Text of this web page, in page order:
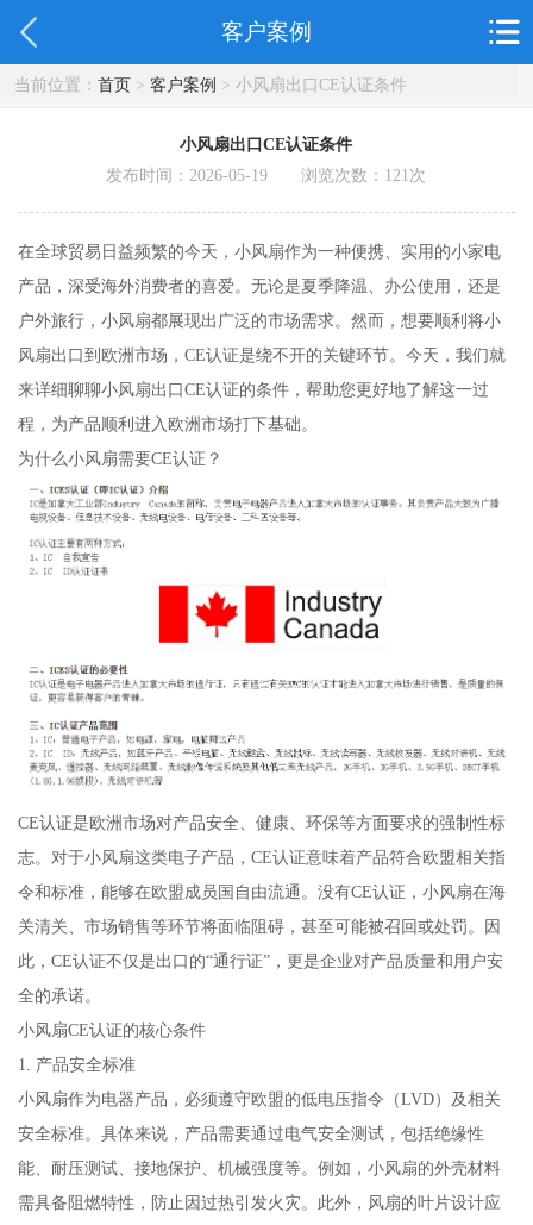
客户案例
当前位置： 首页> 客户案例 > 小风扇出口CE认证条件
小风扇出口CE认证条件
发布时间：2026-05-19 浏览次数： 121次
在全球贸易日益频繁的今天，小风扇作为一种便携、实用的小家电
产品，深受海外消费者的喜爱。无论是夏季降温、办公使用，还是
户外旅行，小风扇都展现出广泛的市场需求。然而，想要顺利将小
风扇出口到欧洲市场，CE认证是绕不开的关键环节。今天，我们就
来详细聊聊小风扇出口CE认证的条件，帮助您更好地了解这一过
程，为产品顺利进入欧洲市场打下基础。
为什么小风扇需要CE认证？
CE认证是欧洲市场对产品安全、健康、环保等方面要求的强制性标
志。对于小风扇这类电子产品，CE认证意味着产品符合欧盟相关指
令和标准，能够在欧盟成员国自由流通。没有CE认证，小风扇在海
关清关、市场销售等环节将面临阻碍，甚至可能被召回或处罚。因
此，CE认证不仅是出口的“通行证”，更是企业对产品质量和用户安
全的承诺。
小风扇CE认证的核心条件
1. 产品安全标准
小风扇作为电器产品，必须遵守欧盟的低电压指令（LVD）及相关
安全标准。具体来说，产品需要通过电气安全测试，包括绝缘性
能、耐压测试、接地保护、机械强度等。例如，小风扇的外壳材料
需具备阻燃特性，防止因过热引发火灾。此外，风扇的叶片设计应